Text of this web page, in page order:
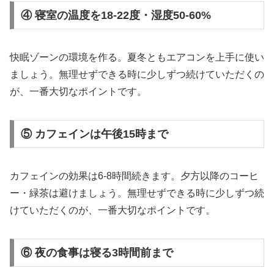
④ 寝室の温度を18-22度・湿度50-60%
快眠ゾーンの環境を作る。夏冬ともエアコンを上手に使い
ましょう。無理せずできる時に少しずつ続けていただくの
が、一番大切なポイントです。
⑤ カフェインは午後15時まで
カフェインの効果は6-8時間続きます。夕方以降のコーヒ
ー・緑茶は避けましょう。無理せずできる時に少しずつ続
けていただくのが、一番大切なポイントです。
⑥ 夜の食事は寝る3時間前まで